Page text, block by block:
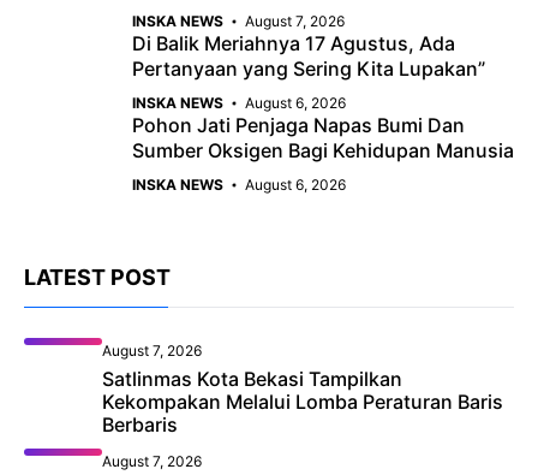
INSKA NEWS August 7, 2026
Di Balik Meriahnya 17 Agustus, Ada
Pertanyaan yang Sering Kita Lupakan”
INSKA NEWS August 6, 2026
Pohon Jati Penjaga Napas Bumi Dan
Sumber Oksigen Bagi Kehidupan Manusia
INSKA NEWS August 6, 2026
LATEST POST
August 7, 2026
Satlinmas Kota Bekasi Tampilkan
Kekompakan Melalui Lomba Peraturan Baris
Berbaris
August 7, 2026